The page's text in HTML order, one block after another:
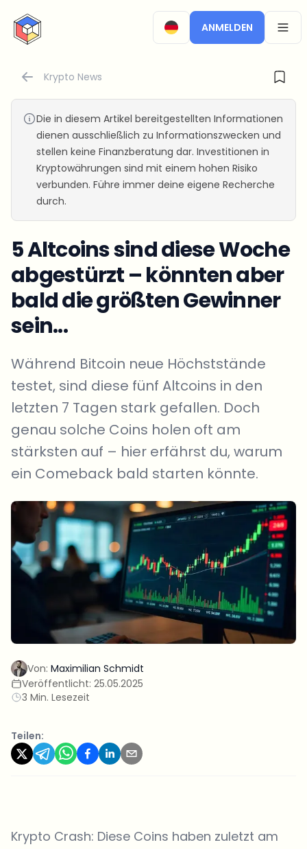
CryptoTicker
ANMELDEN
Krypto News
Die in diesem Artikel bereitgestellten Informationen
dienen ausschließlich zu Informationszwecken und
stellen keine Finanzberatung dar. Investitionen in
Kryptowährungen sind mit einem hohen Risiko
verbunden. Führe immer deine eigene Recherche
durch.
5 Altcoins sind diese Woche
abgestürzt – könnten aber
bald die größten Gewinner
sein...
Während Bitcoin neue Höchststände
testet, sind diese fünf Altcoins in den
letzten 7 Tagen stark gefallen. Doch
genau solche Coins holen oft am
stärksten auf – hier erfährst du, warum
ein Comeback bald starten könnte.
Von: Maximilian Schmidt
Veröffentlicht: 25.05.2025
3 Min. Lesezeit
Teilen:
Krypto Crash: Diese Coins haben zuletzt am